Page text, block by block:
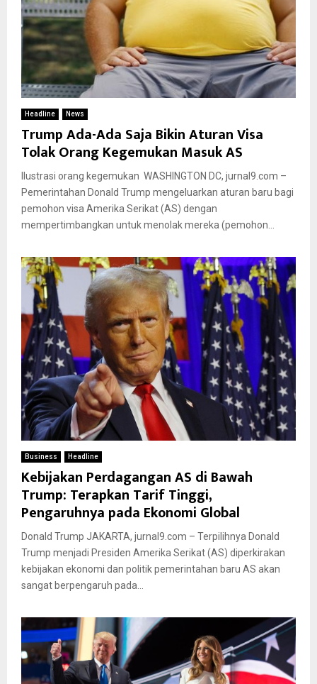
Headline News
Trump Ada-Ada Saja Bikin Aturan Visa
Tolak Orang Kegemukan Masuk AS
Ilustrasi orang kegemukan WASHINGTON DC, jurnal9.com –
Pemerintahan Donald Trump mengeluarkan aturan baru bagi
pemohon visa Amerika Serikat (AS) dengan
mempertimbangkan untuk menolak mereka (pemohon...
Business Headline
Kebijakan Perdagangan AS di Bawah
Trump: Terapkan Tarif Tinggi,
Pengaruhnya pada Ekonomi Global
Donald Trump JAKARTA, jurnal9.com – Terpilihnya Donald
Trump menjadi Presiden Amerika Serikat (AS) diperkirakan
kebijakan ekonomi dan politik pemerintahan baru AS akan
sangat berpengaruh pada...